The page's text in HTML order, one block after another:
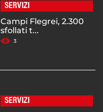
SERVIZI
Campi Flegrei, 2.300
sfollati t...
3
SERVIZI